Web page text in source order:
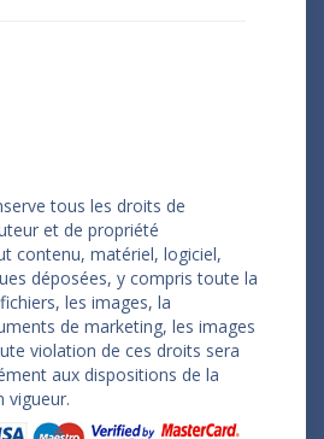
tous les droits de
et de propriété
contenu, matériel, logiciel,
déposées, y compris toute la
les images, la
de marketing, les images
violation de ces droits sera
aux dispositions de la
vigueur.